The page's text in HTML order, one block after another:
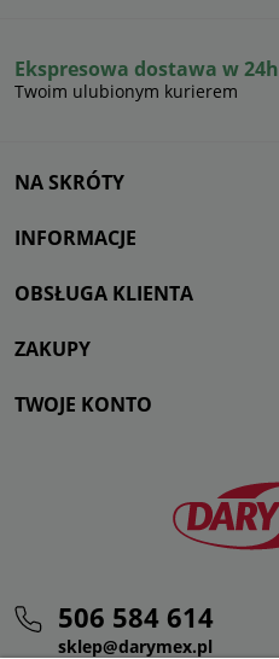
Ekspresowa dostawa w 24h
Twoim ulubionym kurierem
NA SKRÓTY
INFORMACJE
OBSŁUGA KLIENTA
ZAKUPY
TWOJE KONTO
506 584 614
sklep@darymex.pl